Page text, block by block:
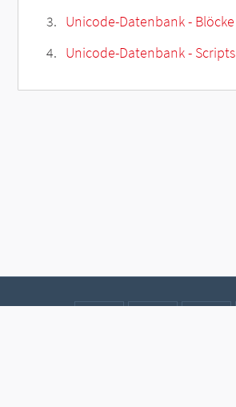
Unicode-Datenbank - Blöcke
Unicode-Datenbank - Scripts